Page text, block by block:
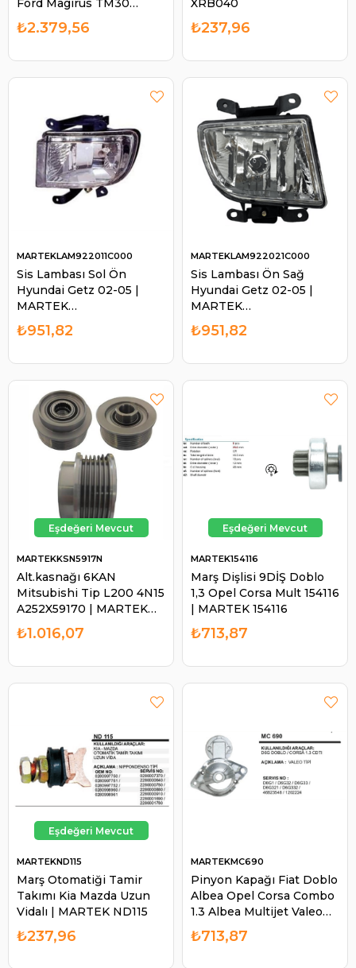
Ford Magirus TM30
Transit Transit T12 T15
Fiat 55 46 Transit IM92
₺2.379,56
XRB040
₺237,96
Sis Lambası Sol Ön
Hyundai Getz 02-05 |
MARTEK
LAM922011C000
MARTEKLAM922011C000
₺951,82
Sis Lambası Ön Sağ
Hyundai Getz 02-05 |
MARTEK
LAM922021C000
MARTEKLAM922021C000
₺951,82
Alt.kasnağı 6KAN
Mitsubishi Tip L200 4N15
A252X59170 | MARTEK
KSN5917N
MARTEKKSN5917N
₺1.016,07
Marş Dişlisi 9DİŞ Doblo
1,3 Opel Corsa Mult 154116
| MARTEK 154116
MARTEK154116
₺713,87
Marş Otomatiği Tamir
Takımı Kia Mazda Uzun
Vidalı | MARTEK ND115
MARTEKND115
₺237,96
Pinyon Kapağı Fiat Doblo
Albea Opel Corsa Combo
1.3 Albea Multijet Valeo
Tip Pinyo Kapak Kırılıyor
İse Pistonun Üstünde Su
MARTEKMC690
₺713,87